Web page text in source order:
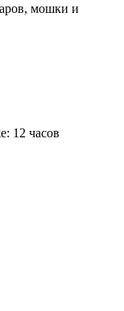
мошки и
12 часов